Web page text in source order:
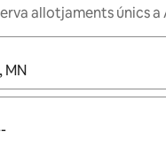
allotjaments únics a
estiguin